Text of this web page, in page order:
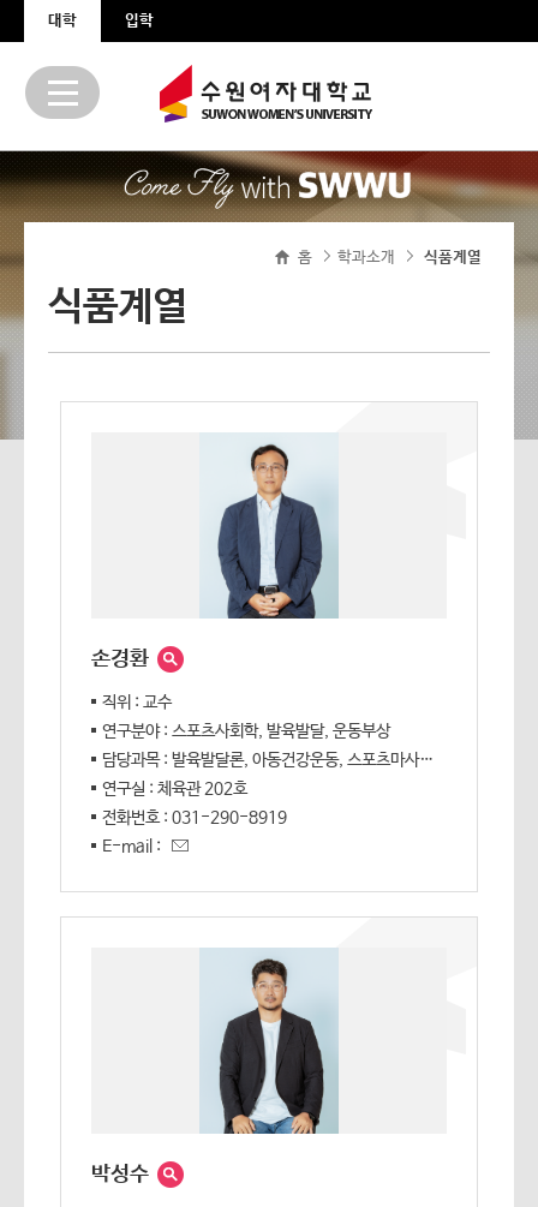
본문 바로가기
주메뉴 바로가기
대학 입학
홈 >
학과소개 식품계열
식품계열
손경환
직위 : 교수
연구분야 : 스포츠사회학, 발육발달, 운동부상
담당과목 : 발육발달론, 아동건강운동, 스포츠마사지, 스포츠테이핑, 스포츠와 문화
연구실 : 체육관 202호
전화번호 : 031-290-8919
E-mail :
박성수